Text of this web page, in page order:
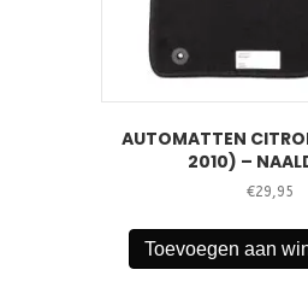
AUTOMATTEN
2010) –
€29,95
Toevoegen aan